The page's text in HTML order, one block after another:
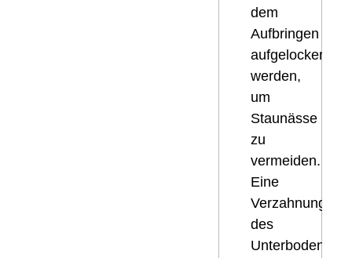
dem
Aufbringen
aufgelockert
werden,
um
Staunässe
zu
vermeiden.
Eine
Verzahnung
des
Unterbodens